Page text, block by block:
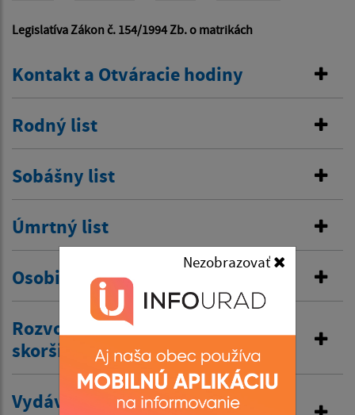
Nezobrazovať
Legislatíva Zákon č. 154/1994 Zb. o matrikách
Kontakt a Otváracie hodiny
Rodný list
Sobášny list
Úmrtný list
Osobitná matrika
Rozvod manželstva a prijatie
skoršieho priezviska
Vydávanie výpisov z matriky a